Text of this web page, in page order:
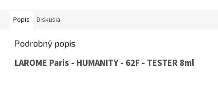
Popis Diskusia
Podrobný popis
LAROME Paris - HUMANITY - 62F - TESTER 8ml